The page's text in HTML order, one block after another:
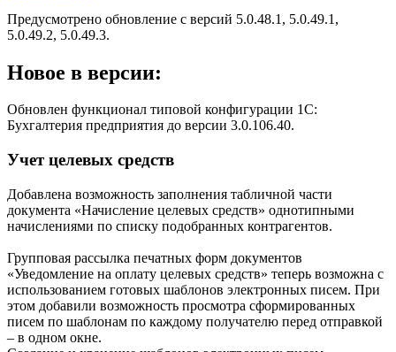
Предусмотрено обновление с версий 5.0.48.1, 5.0.49.1,
5.0.49.2, 5.0.49.3.
Новое в версии:
Обновлен функционал типовой конфигурации 1С:
Бухгалтерия предприятия до версии 3.0.106.40.
Учет целевых средств
Добавлена возможность заполнения табличной части
документа «Начисление целевых средств» однотипными
начислениями по списку подобранных контрагентов.
Групповая рассылка печатных форм документов
«Уведомление на оплату целевых средств» теперь возможна с
использованием готовых шаблонов электронных писем. При
этом добавили возможность просмотра сформированных
писем по шаблонам по каждому получателю перед отправкой
– в одном окне.